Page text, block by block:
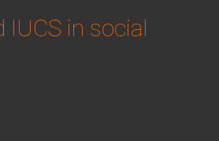
IUCS in social